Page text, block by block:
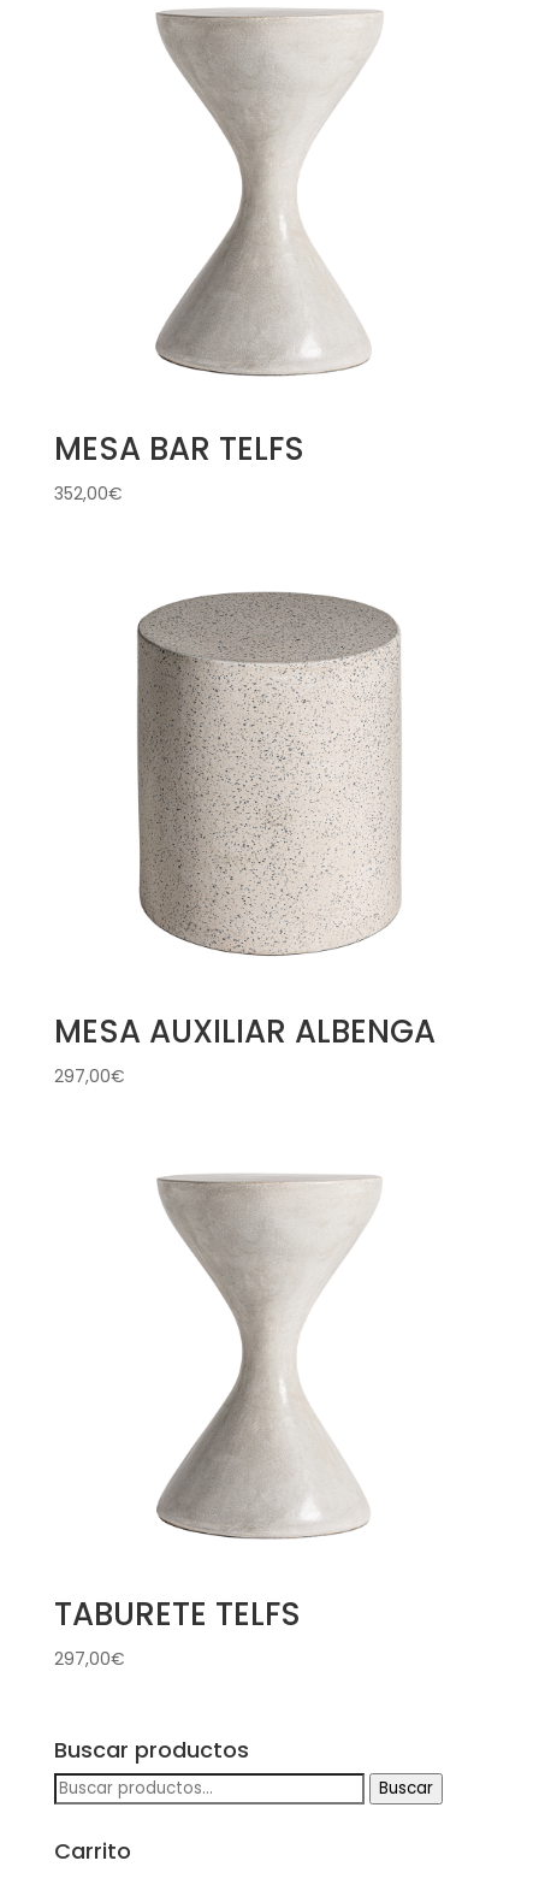
MESA BAR TELFS
352,00€
MESA AUXILIAR ALBENGA
297,00€
TABURETE TELFS
297,00€
Buscar productos
Buscar
por:
Buscar
Carrito